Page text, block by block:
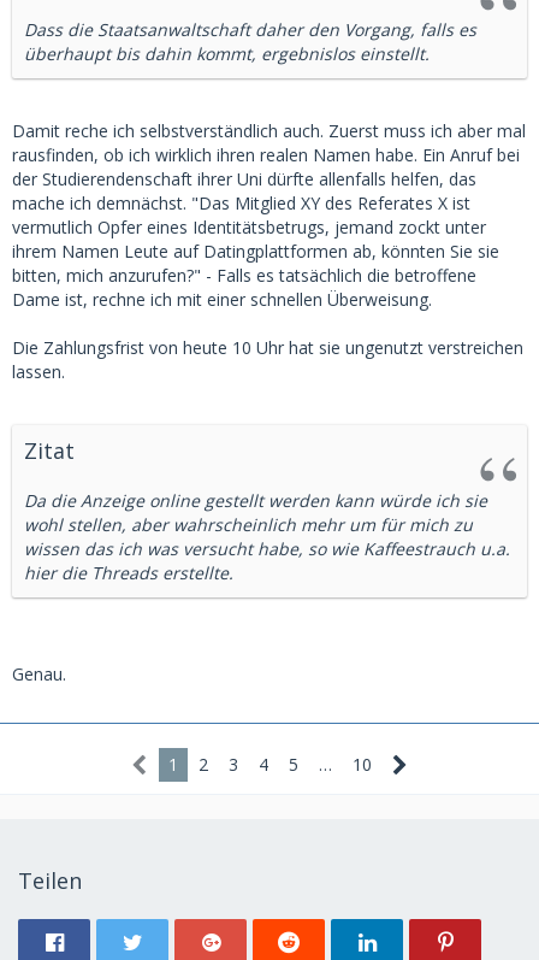
Dass die Staatsanwaltschaft daher den Vorgang, falls es
überhaupt bis dahin kommt, ergebnislos einstellt.
Damit reche ich selbstverständlich auch. Zuerst muss ich aber mal
rausfinden, ob ich wirklich ihren realen Namen habe. Ein Anruf bei
der Studierendenschaft ihrer Uni dürfte allenfalls helfen, das
mache ich demnächst. "Das Mitglied XY des Referates X ist
vermutlich Opfer eines Identitätsbetrugs, jemand zockt unter
ihrem Namen Leute auf Datingplattformen ab, könnten Sie sie
bitten, mich anzurufen?" - Falls es tatsächlich die betroffene
Dame ist, rechne ich mit einer schnellen Überweisung.
Die Zahlungsfrist von heute 10 Uhr hat sie ungenutzt verstreichen
lassen.
Zitat
Da die Anzeige online gestellt werden kann würde ich sie
wohl stellen, aber wahrscheinlich mehr um für mich zu
wissen das ich was versucht habe, so wie Kaffeestrauch u.a.
hier die Threads erstellte.
Genau.
1 2 3 4 5 … 10
Teilen